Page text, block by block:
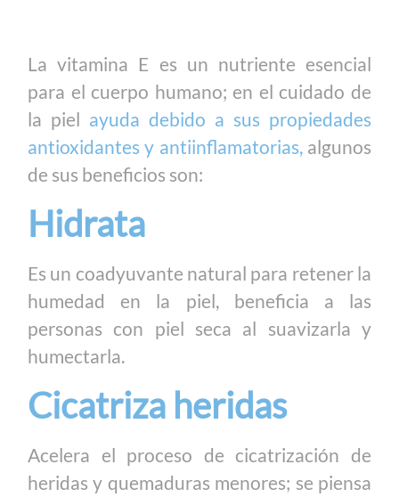
La vitamina E es un nutriente esencial
para el cuerpo humano; en el cuidado de
la piel ayuda debido a sus propiedades
antioxidantes y antiinflamatorias, algunos
de sus beneficios son:
Hidrata
Es un coadyuvante natural para retener la
humedad en la piel, beneficia a las
personas con piel seca al suavizarla y
humectarla.
Cicatriza heridas
Acelera el proceso de cicatrización de
heridas y quemaduras menores; se piensa